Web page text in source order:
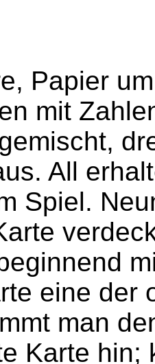
Papier
mit
All
Spiel.
eine der
man
Karte hin;